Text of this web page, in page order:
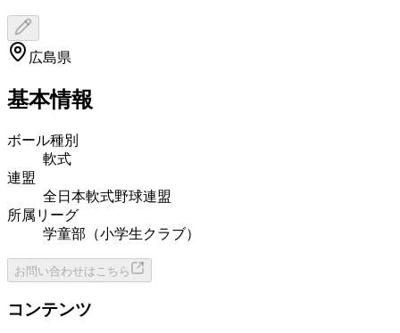
広島県
基本情報
ボール種別
軟式
連盟
全日本軟式野球連盟
所属リーグ
学童部（小学生クラブ）
お問い合わせはこちら
コンテンツ